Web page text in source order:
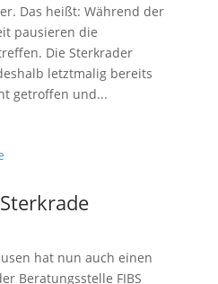
Das heißt: Während der
pausieren die
Die Sterkrader
letztmalig bereits
getroffen und...
hat nun auch einen
Beratungsstelle FIBS